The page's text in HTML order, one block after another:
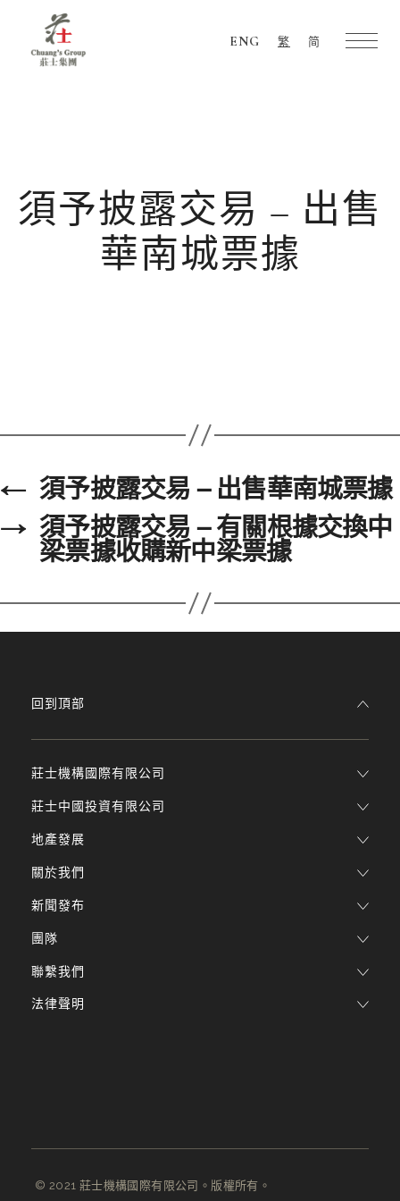
ENG 繁 简
須予披露交易 – 出售
華南城票據
← 須予披露交易 – 出售華南城票據
→ 須予披露交易 – 有關根據交換中
梁票據收購新中梁票據
莊士機構國際有限公司
莊士中國投資有限公司
地產發展
關於我們
新聞發布
團隊
回到頂部
聯繫我們
法律聲明
© 2021 莊士機構國際有限公司。版權所有。